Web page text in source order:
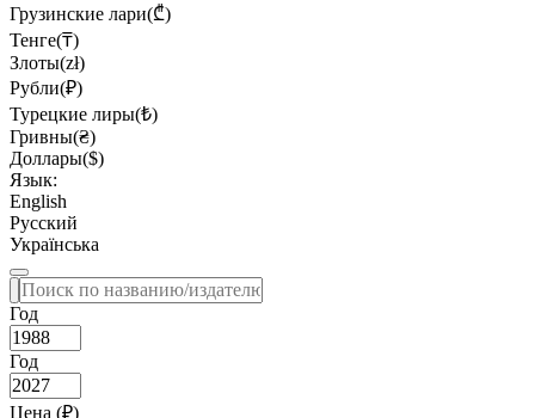
Грузинские лари(₾)
Тенге(₸)
Злоты(zł)
Рубли(₽)
Турецкие лиры(₺)
Гривны(₴)
Доллары($)
Язык:
English
Русский
Українська
Год
Год
Цена (₽)